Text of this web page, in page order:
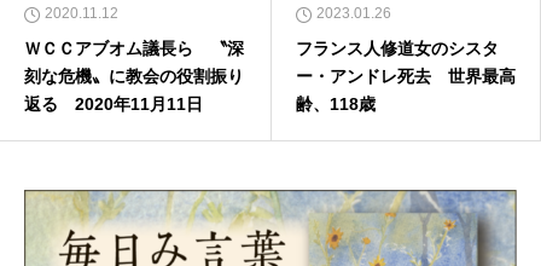
2020.11.12
ＷＣＣアブオム議長ら 〝深
刻な危機〟に教会の役割振り
返る 2020年11月11日
2023.01.26
フランス人修道女のシスタ
ー・アンドレ死去 世界最高
齢、118歳